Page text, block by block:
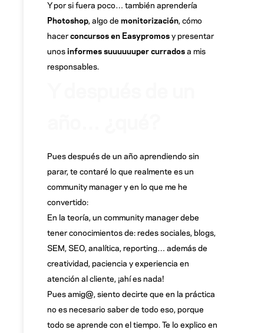
Y por si fuera poco… también aprendería
Photoshop, algo de monitorización, cómo
hacerconcursos en Easypromosy presentar
unosinformes suuuuuuper curradosa mis
responsables.
Pues después de un año aprendiendo sin
parar, te contaré lo que realmente es un
community manager y en lo que me he
convertido:
En la teoría, un community manager debe
tener conocimientos de: redes sociales, blogs,
SEM, SEO, analítica, reporting… además de
creatividad, paciencia y experiencia en
atención al cliente, ¡ahí es nada!
Pues amig@, siento decirte que en la práctica
no es necesario saber de todo eso, porque
todo se aprende con el tiempo. Te lo explico en